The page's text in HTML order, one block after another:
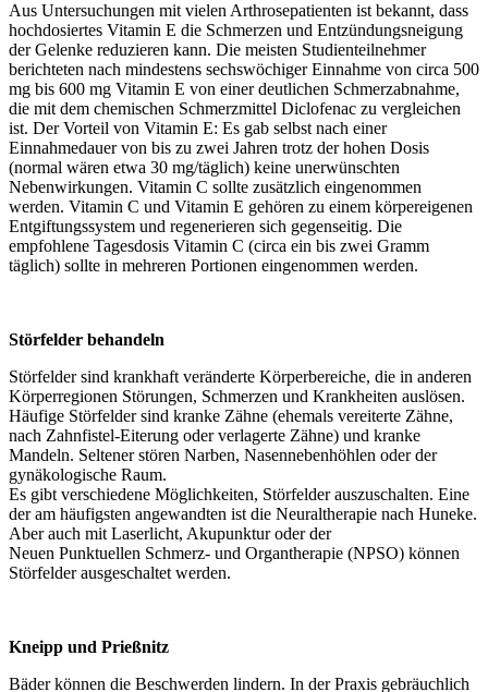
Aus Untersuchungen mit vielen Arthrosepatienten ist bekannt, dass
hochdosiertes Vitamin E die Schmerzen und Entzündungsneigung
der Gelenke reduzieren kann. Die meisten Studienteilnehmer
berichteten nach mindestens sechswöchiger Einnahme von circa 500
mg bis 600 mg Vitamin E von einer deutlichen Schmerzabnahme,
die mit dem chemischen Schmerzmittel Diclofenac zu vergleichen
ist. Der Vorteil von Vitamin E: Es gab selbst nach einer
Einnahmedauer von bis zu zwei Jahren trotz der hohen Dosis
(normal wären etwa 30 mg/täglich) keine unerwünschten
Nebenwirkungen. Vitamin C sollte zusätzlich eingenommen
werden. Vitamin C und Vitamin E gehören zu einem körpereigenen
Entgiftungssystem und regenerieren sich gegenseitig. Die
empfohlene Tagesdosis Vitamin C (circa ein bis zwei Gramm
täglich) sollte in mehreren Portionen eingenommen werden.
Störfelder behandeln
Störfelder sind krankhaft veränderte Körperbereiche, die in anderen
Körperregionen Störungen, Schmerzen und Krankheiten auslösen.
Häufige Störfelder sind kranke Zähne (ehemals vereiterte Zähne,
nach Zahnfistel-Eiterung oder verlagerte Zähne) und kranke
Mandeln. Seltener stören Narben, Nasennebenhöhlen oder der
gynäkologische Raum.
Es gibt verschiedene Möglichkeiten, Störfelder auszuschalten. Eine
der am häufigsten angewandten ist die Neuraltherapie nach Huneke.
Aber auch mit Laserlicht, Akupunktur oder der
Neuen Punktuellen Schmerz- und Organtherapie (NPSO) können
Störfelder ausgeschaltet werden.
Kneipp und Prießnitz
Bäder können die Beschwerden lindern. In der Praxis gebräuchlich